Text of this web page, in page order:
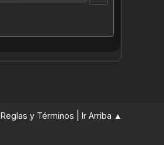
Reglas y Términos Ir Arriba ▲